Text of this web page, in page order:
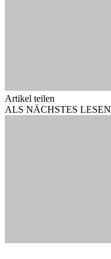
Artikel teilen
ALS NÄCHSTES LESEN